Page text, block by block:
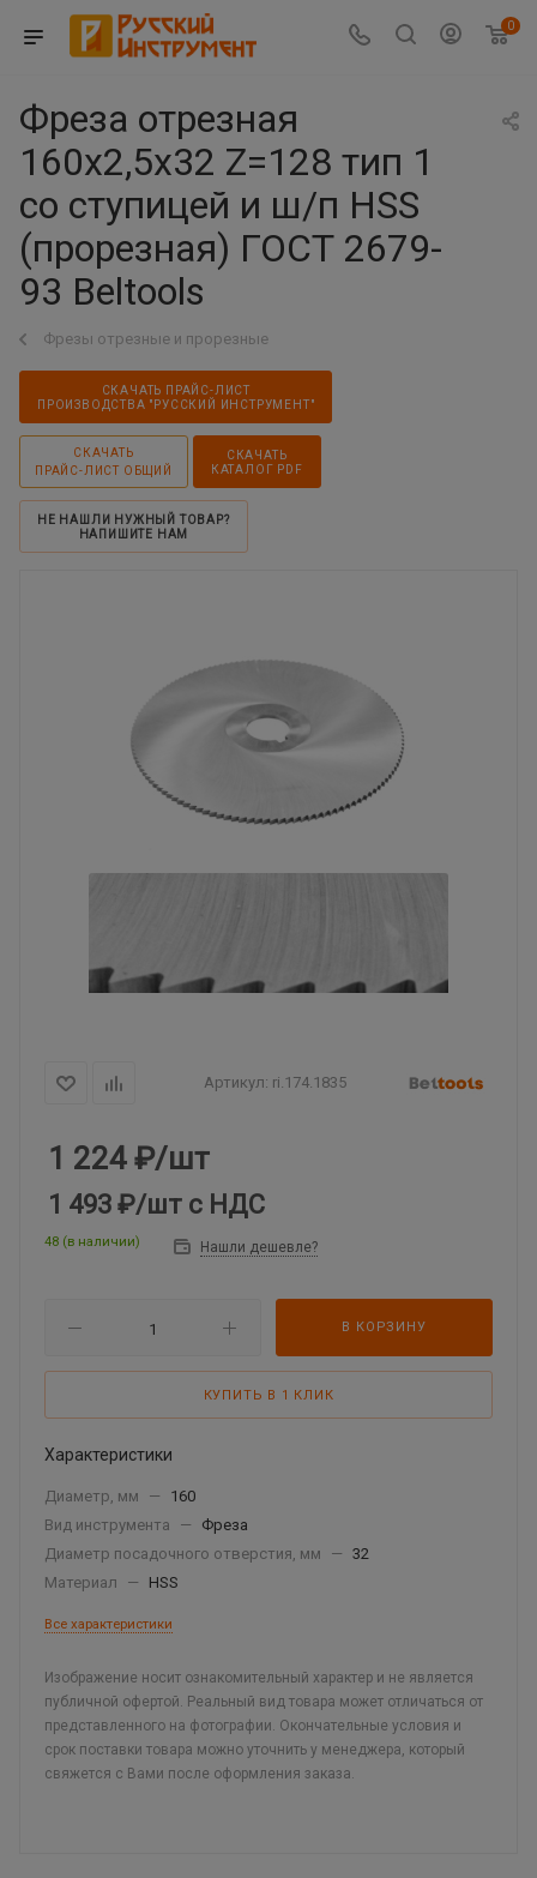
0
Фреза отрезная
160х2,5х32 Z=128 тип 1
со ступицей и ш/п HSS
(прорезная) ГОСТ 2679-
93 Beltools
Фрезы отрезные и прорезные
СКАЧАТЬ ПРАЙС-ЛИСТ
ПРОИЗВОДСТВА "РУССКИЙ ИНСТРУМЕНТ"
СКАЧАТЬ
ПРАЙС-ЛИСТ ОБЩИЙ
СКАЧАТЬ
КАТАЛОГ PDF
НЕ НАШЛИ НУЖНЫЙ ТОВАР?
НАПИШИТЕ НАМ
Артикул: ri.174.1835
1 224 ₽/шт
1 493 ₽/шт с НДС
48 (в наличии) Нашли дешевле?
В КОРЗИНУ
КУПИТЬ В 1 КЛИК
Характеристики
Диаметр, мм —
160
Вид инструмента
—
Фреза
Диаметр посадочного отверстия, мм
— 32
Материал
— HSS
Все характеристики
Изображение носит ознакомительный характер и не является
публичной офертой. Реальный вид товара может отличаться от
представленного на фотографии. Окончательные условия и
срок поставки товара можно уточнить у менеджера, который
свяжется с Вами после оформления заказа.